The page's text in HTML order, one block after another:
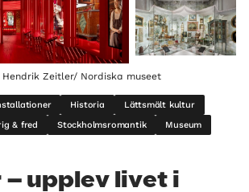
Hendrik Zeitler/ Nordiska museet
Historia
Lättsmält kultur
& fred Stockholmsromantik
Museum
– upplev livet i